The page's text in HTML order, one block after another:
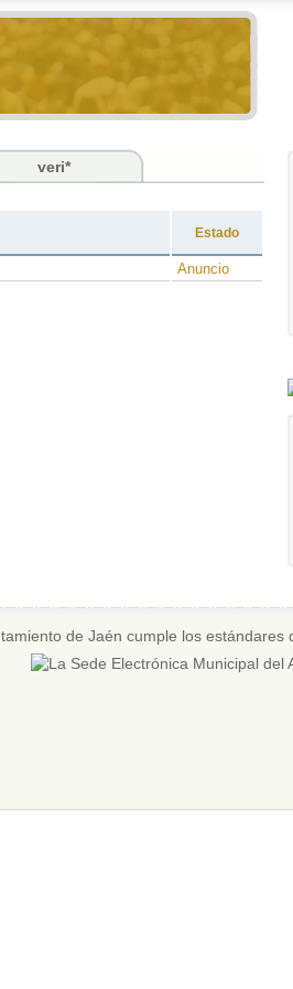
veri*
Estado
Anuncio